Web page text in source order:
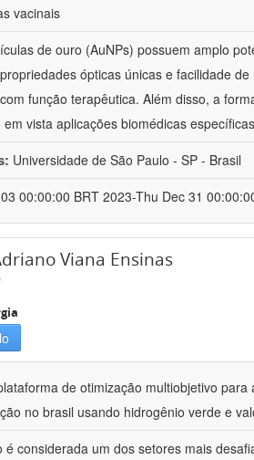
vacinais
de ouro (AuNPs) possuem amplo
ópticas únicas e facilidade
função terapêutica. Além disso, a
vista aplicações biomédicas
Universidade de São Paulo - SP - Brasil
00:00:00 BRT 2023-Thu Dec 31
Viana Ensinas
de otimização multiobjetivo
no brasil usando hidrogênio verde e
é considerada um dos setores mais